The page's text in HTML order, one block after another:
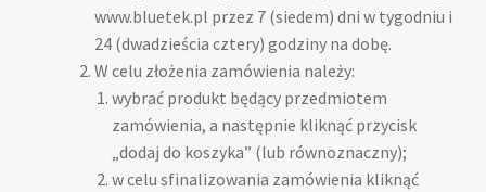
www.bluetek.pl przez 7 (siedem) dni w tygodniu i
24 (dwadzieścia cztery) godziny na dobę.
W celu złożenia zamówienia należy:
wybrać produkt będący przedmiotem
zamówienia, a następnie kliknąć przycisk
„dodaj do koszyka” (lub równoznaczny);
w celu sfinalizowania zamówienia kliknąć